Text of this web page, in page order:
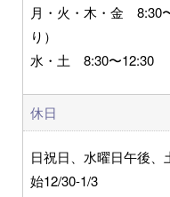
月・火・木・金 8:30
り）
水・土 8:30〜12:30
休日
日祝日、水曜日午後
始12/30-1/3